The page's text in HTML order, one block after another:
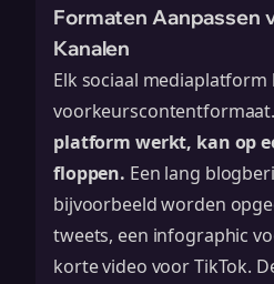
Formaten Aanpassen
Kanalen
Elk sociaal mediaplatform
platform werkt, kan op
floppen. Een lang
bijvoorbeeld worden
tweets, een infographic
korte video voor TikTok.